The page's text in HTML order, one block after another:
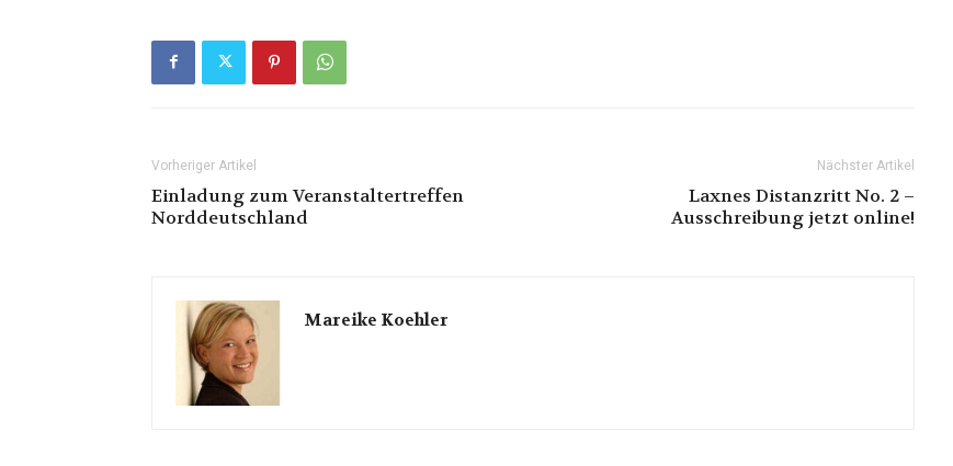
Vorheriger Artikel
Einladung zum Veranstaltertreffen
Norddeutschland
Nächster Artikel
Laxnes Distanzritt No. 2 –
Ausschreibung jetzt online!
Mareike Koehler